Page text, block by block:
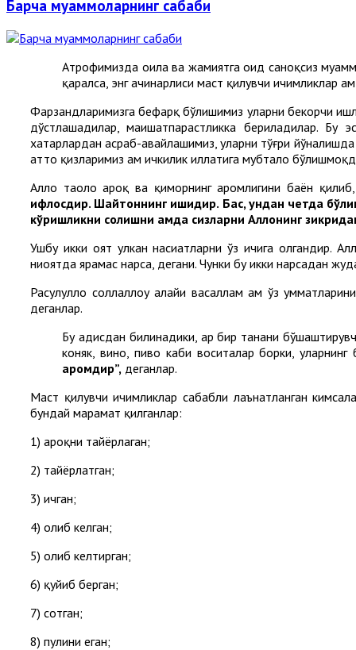
Барча муаммоларнинг сабаби
Атрофимизда оила ва жамиятга оид саноқсиз
қаралса, энг ачинарлиси маст қилувчи ичимликлар
Фарзандларимизга бефарқ бўлишимиз уларни бекорчи
дўстлашадилар, маишатпарастликка бериладилар.
хатарлардан асраб-авайлашимиз, уларни тўғри
ҳатто қизларимиз ҳам ичкилик иллатига мубтало
Аллоҳ таоло ароқ ва қиморнинг ҳаромлигини баён
ифлосдир. Шайтоннинг ишидир. Бас, ундан четда
кўришликни солишни ҳамда сизларни Аллоҳнинг
Ушбу икки оят улкан насиҳатларни ўз ичига олгандир.
ниҳоятда ярамас нарса, дегани. Чунки бу икки нарсадан
Расулуллоҳ соллаллоҳу алайҳи васаллам ҳам ўз
деганлар.
Бу ҳадисдан билинадики, ҳар бир танани
коняк, вино, пиво каби воситалар борки, уларнинг
ҳаромдир”, деганлар.
Маст қилувчи ичимликлар сабабли лаънатланган
бундай марҳамат қилганлар:
1) ароқни тайёрлаган;
2) тайёрлатган;
3) ичган;
4) олиб келган;
5) олиб келтирган;
6) қуйиб берган;
7) сотган;
8) пулини еган;